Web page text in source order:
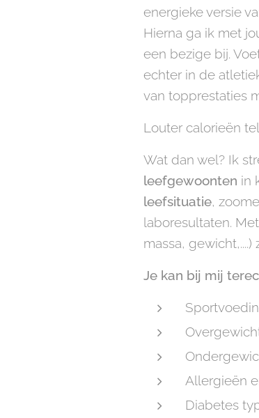
energieke versie
Hierna ga ik met
een bezige bij.
echter in de
van topprestaties
Louter calorieën
Wat dan wel? Ik
leefgewoonten in
leefsituatie,
laboresultaten.
massa,
Je kan bij mij
Allergieën
Diabetes